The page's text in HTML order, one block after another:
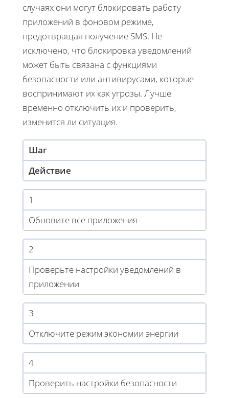
случаях они могут блокировать работу
приложений в фоновом режиме,
предотвращая получение SMS. Не
исключено, что блокировка уведомлений
может быть связана с функциями
безопасности или антивирусами, которые
воспринимают их как угрозы. Лучше
временно отключить их и проверить,
изменится ли ситуация.
Шаг
Действие
1
Обновите все приложения
2
Проверьте настройки уведомлений в
приложении
3
Отключите режим экономии энергии
4
Проверить настройки безопасности